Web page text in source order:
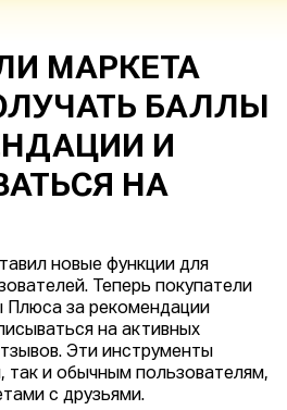
МАРКЕТА
БАЛЛЫ
И
НА
новые функции для
Теперь покупатели
Плюса за рекомендации
на активных
Эти инструменты
так и обычным пользователям,
с друзьями.